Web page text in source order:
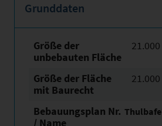
Grunddaten
Größe der
unbebauten Fläche
Größe der Fläche
mit Baurecht
Bebauungsplan Nr.
/ Name